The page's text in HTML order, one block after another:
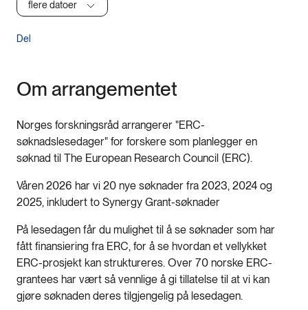
flere datoer
Del
Om arrangementet
Norges forskningsråd arrangerer "ERC-
søknadslesedager" for forskere som planlegger en
søknad til The European Research Council (ERC).
Våren 2026 har vi 20 nye søknader fra 2023, 2024 og
2025, inkludert to Synergy Grant-søknader
På lesedagen får du mulighet til å se søknader som har
fått finansiering fra ERC, for å se hvordan et vellykket
ERC-prosjekt kan struktureres. Over 70 norske ERC-
grantees har vært så vennlige å gi tillatelse til at vi kan
gjøre søknaden deres tilgjengelig på lesedagen.